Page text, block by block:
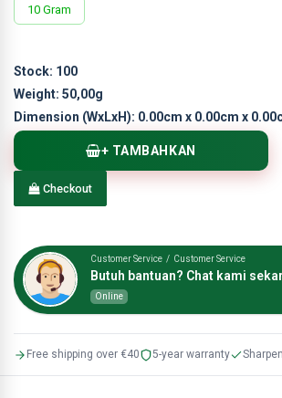
10 Gram
Stock: 100
Weight: 50,00g
Dimension (WxLxH): 0.00cm x 0.00cm x
+ TAMBAHKAN
Checkout
Customer Service / Customer Service
Butuh bantuan? Chat kami
Online
Free shipping over €40 5-year warranty